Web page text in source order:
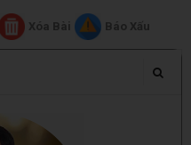
Xóa Bài Báo Xấu